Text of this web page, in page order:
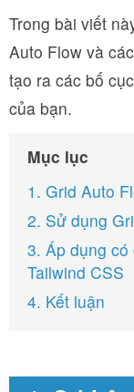
Trong bài viết
Auto Flow và
tạo ra các bố
của bạn.
Mục lục
1. Grid Auto
2. Sử dụng
3. Áp dụng
Tailwind CSS
4. Kết luận